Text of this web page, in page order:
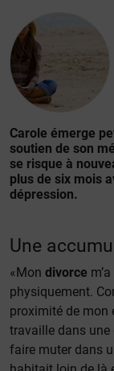
Carole émerge
soutien de son
se risque à
plus de six mois
dépression.
Une
«Mon divorce
physiquement.
proximité de mon
travaille dans une
faire muter dans